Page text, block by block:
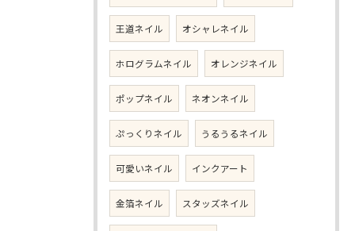
王道ネイル オシャレネイル
ホログラムネイル オレンジネイル
ポップネイル ネオンネイル
ぷっくりネイル うるうるネイル
可愛いネイル インクアート
金箔ネイル スタッズネイル